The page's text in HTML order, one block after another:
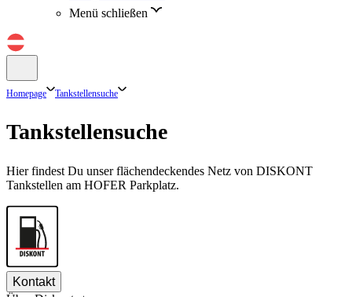
Menü schließen
Homepage Tankstellensuche
Tankstellensuche
Hier findest Du unser flächendeckendes Netz von DISKONT
Tankstellen am HOFER Parkplatz.
Kontakt